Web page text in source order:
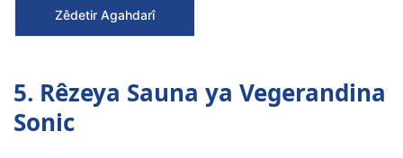
Zêdetir Agahdarî
5. Rêzeya Sauna ya Vegerandina
Sonic